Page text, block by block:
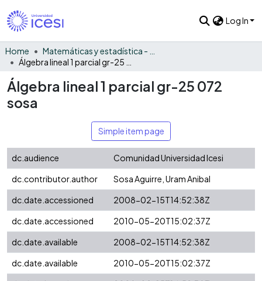
Log In
Home
Álgebra lineal 1 parcial gr-25 072
sosa
Simple item page
dc.audience
Comunidad Universidad Icesi
dc.contributor.author
Sosa Aguirre, Uram Anibal
dc.date.accessioned
2008-02-15T14:52:38Z
dc.date.accessioned
2010-05-20T15:02:37Z
dc.date.available
2008-02-15T14:52:38Z
dc.date.available
2010-05-20T15:02:37Z